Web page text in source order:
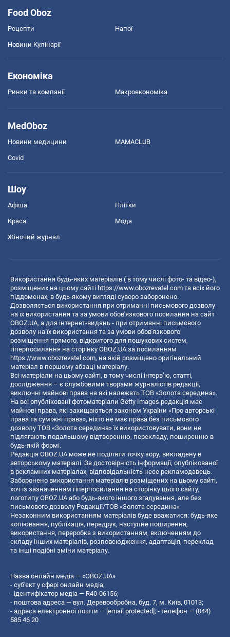
Food Oboz
Рецепти Напої
Новини Кулінарії
Економіка
Ринки та компанії Макроекономіка
MedOboz
Новини медицини MAMACLUB
Covid
Шоу
Афіша Плітки
Краса Мода
Жіночий журнал
Використання будь-яких матеріалів ( в тому числі фото- та відео-),
розміщених на цьому сайті https://www.obozrevatel.com та всіх його
піддоменах, в будь-якому вигляді суворо заборонено.
Дозволяється використання при отриманні письмового дозволу
на їх використання та за умови обов'язкового посилання на сайт
OBOZ.UA, а для інтернет-видань - при отриманні письмового
дозволу на їх використання та за умови обов'язкового
розміщення прямого, відкритого для пошукових систем,
гіперпосилання на сторінку OBOZ.UA за посиланням
https://www.obozrevatel.com, на якій розміщено оригінальний
матеріал в першому абзаці матеріалу.
Всі матеріали на цьому сайті, в тому числі інтерв’ю, статті,
дослідження – є службовими творами журналістів редакції,
виключні майнові права на які належать ТОВ «Золота середина».
На всі опубліковані фотоматеріали Getty Images редакція має
майнові права, які захищаються законом України «Про авторські
права та суміжні права», ніхто не має права без письмового
дозволу ТОВ «Золота середина» їх використовувати, вони не
підлягають подальшому відтворенню, перекладу, поширенню в
будь-якій формі.
Редакція OBOZ.UA може не поділяти точку зору, викладену в
авторському матеріалі. За достовірність інформації, опублікованої
в рекламних матеріалах, відповідальність несе рекламодавець.
Заборонено використання матеріалів розміщених на цьому сайті,
хоч із зазначенням гіперпосилання на сторінку цього сайту,
логотипу OBOZ.UA або будь-якого іншого згадування, але без
письмового дозволу Редакції/ТОВ «Золота середина»
Незаконним використанням матеріалів буде вважатися: будь-яке
копiювання, публiкацiя, передрук, наступне поширення,
використання, переробка з використанням, включенням до
складу інших матеріалів, розповсюдження, адаптація, переклад
та інші подібні зміни матеріалу.
Назва онлайн медіа — «OBOZ.UA»
- суб'єкт у сфері онлайн медіа;
- ідентифікатор медіа — R40-06156;
- поштова адреса — вул. Деревообробна, буд. 7, м. Київ, 01013;
- адреса електронної пошти — [email protected] ; - телефон — (044)
585 46 20